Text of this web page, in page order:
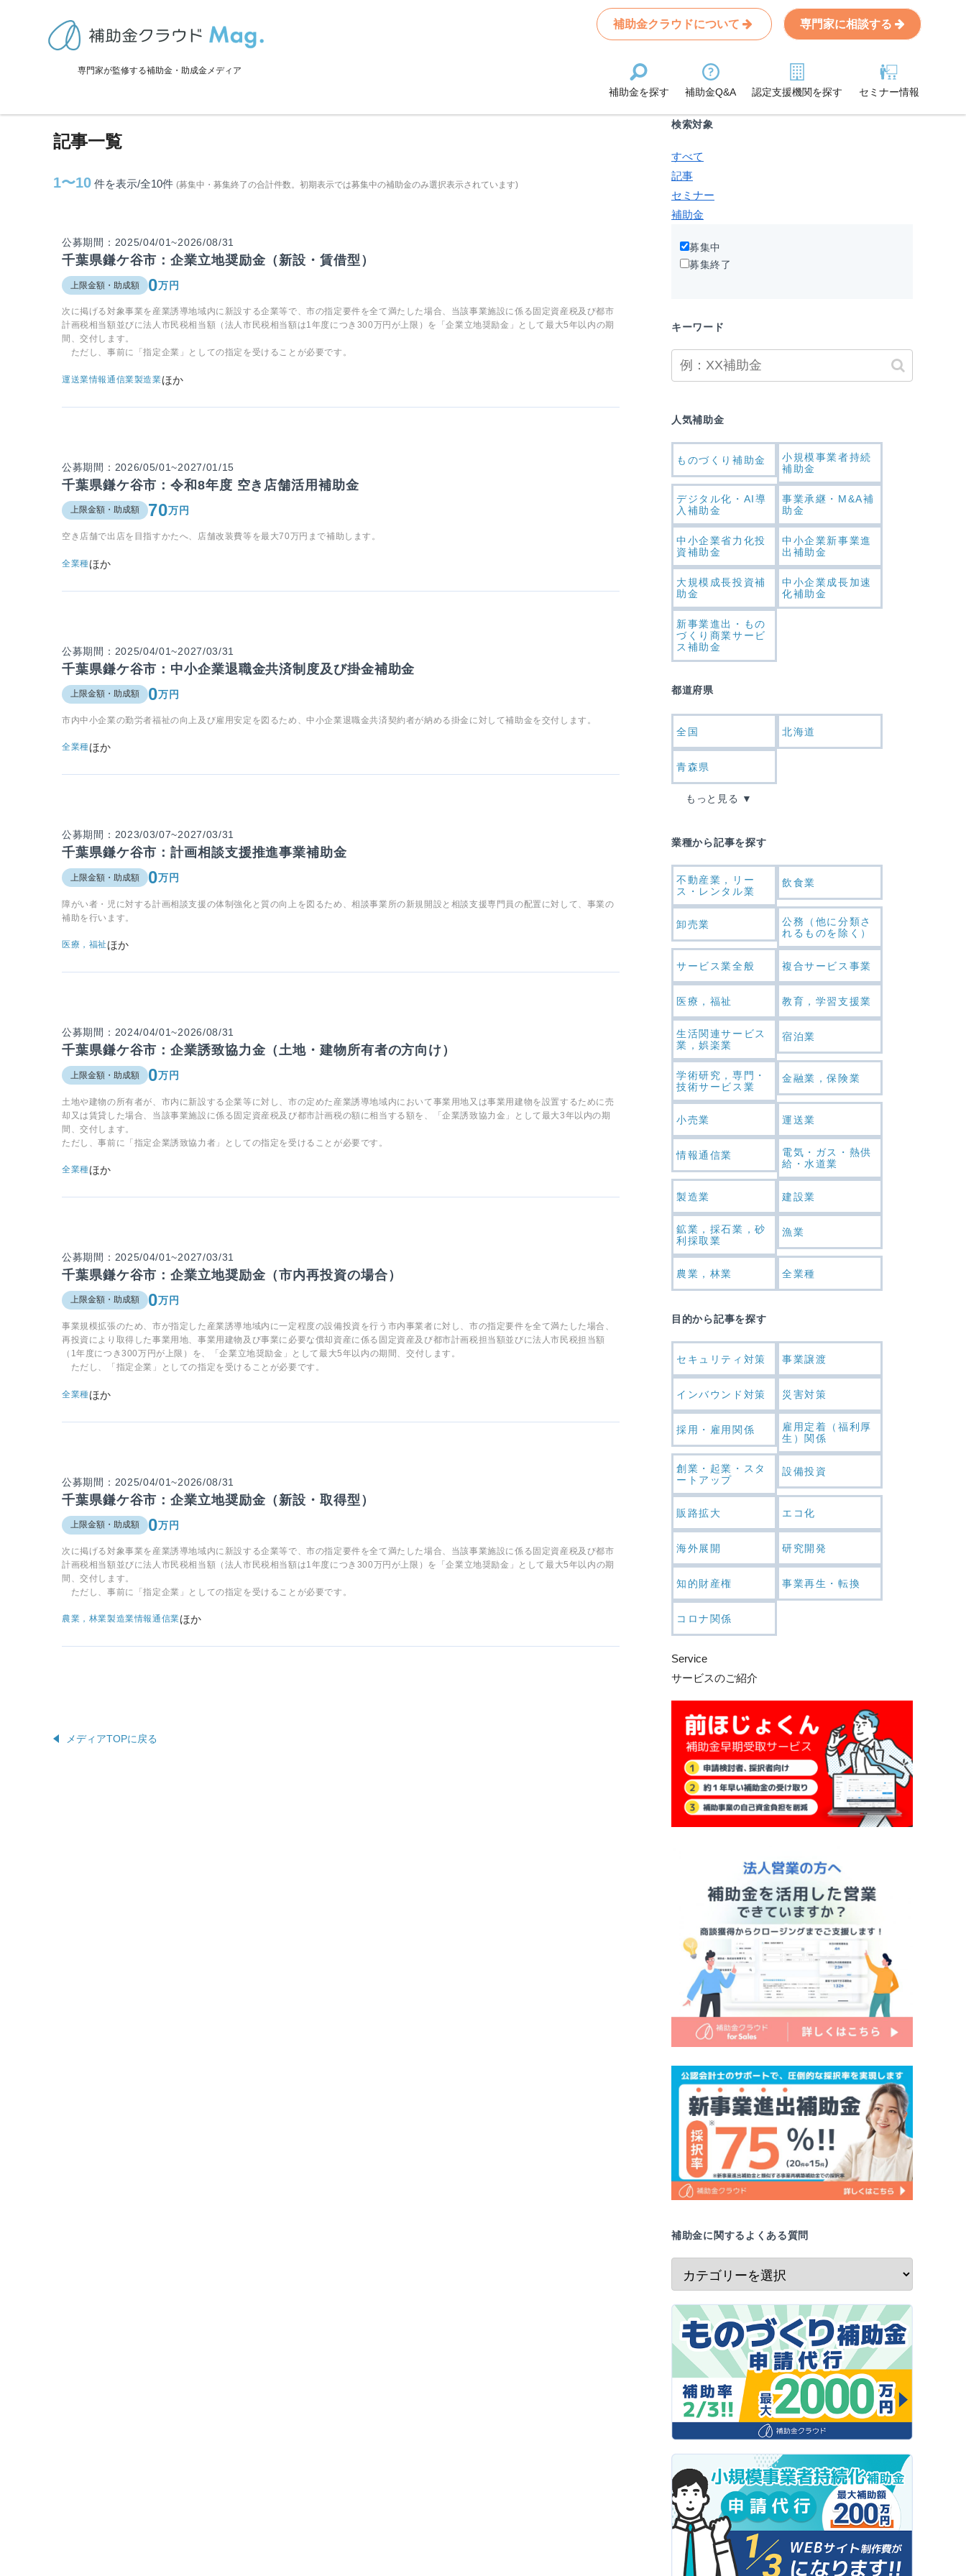
専門家が監修する補助金・助成金メディア
補助金クラウドについて 専門家に相談する
補助金を探す 補助金Q&A 認定支援機関を探す セミナー情報
>補助金・助成金詳細
鎌ケ谷市に関連する記事
記事一覧
1〜10 件を表示/全10件 (募集中・募集終了の合計件数。初期表示では募集中の補助金のみ選択表示されています)
公募期間：2025/04/01~2026/08/31
千葉県鎌ケ谷市：企業立地奨励金（新設・賃借型）
上限金額・助成額 0万円
次に掲げる対象事業を産業誘導地域内に新設する企業等で、市の指定要件を全て満たした場合、当該事業施設に係る固定資産税及び都市
計画税相当額並びに法人市民税相当額（法人市民税相当額は1年度につき300万円が上限）を「企業立地奨励金」として最大5年以内の期
間、交付します。
ただし、事前に「指定企業」としての指定を受けることが必要です。
運送業情報通信業製造業ほか
公募期間：2026/05/01~2027/01/15
千葉県鎌ケ谷市：令和8年度 空き店舗活用補助金
上限金額・助成額 70万円
空き店舗で出店を目指すかたへ、店舗改装費等を最大70万円まで補助します。
全業種ほか
公募期間：2025/04/01~2027/03/31
千葉県鎌ケ谷市：中小企業退職金共済制度及び掛金補助金
上限金額・助成額 0万円
市内中小企業の勤労者福祉の向上及び雇用安定を図るため、中小企業退職金共済契約者が納める掛金に対して補助金を交付します。
全業種ほか
公募期間：2023/03/07~2027/03/31
千葉県鎌ケ谷市：計画相談支援推進事業補助金
上限金額・助成額 0万円
障がい者・児に対する計画相談支援の体制強化と質の向上を図るため、相談事業所の新規開設と相談支援専門員の配置に対して、事業の
補助を行います。
医療，福祉ほか
公募期間：2024/04/01~2026/08/31
千葉県鎌ケ谷市：企業誘致協力金（土地・建物所有者の方向け）
上限金額・助成額 0万円
土地や建物の所有者が、市内に新設する企業等に対し、市の定めた産業誘導地域内において事業用地又は事業用建物を設置するために売
却又は賃貸した場合、当該事業施設に係る固定資産税及び都市計画税の額に相当する額を、「企業誘致協力金」として最大3年以内の期
間、交付します。
ただし、事前に「指定企業誘致協力者」としての指定を受けることが必要です。
全業種ほか
公募期間：2025/04/01~2027/03/31
千葉県鎌ケ谷市：企業立地奨励金（市内再投資の場合）
上限金額・助成額 0万円
事業規模拡張のため、市が指定した産業誘導地域内に一定程度の設備投資を行う市内事業者に対し、市の指定要件を全て満たした場合、
再投資により取得した事業用地、事業用建物及び事業に必要な償却資産に係る固定資産及び都市計画税担当額並びに法人市民税担当額
（1年度につき300万円が上限）を、「企業立地奨励金」として最大5年以内の期間、交付します。
ただし、「指定企業」としての指定を受けることが必要です。
全業種ほか
公募期間：2025/04/01~2026/08/31
千葉県鎌ケ谷市：企業立地奨励金（新設・取得型）
上限金額・助成額 0万円
次に掲げる対象事業を産業誘導地域内に新設する企業等で、市の指定要件を全て満たした場合、当該事業施設に係る固定資産税及び都市
計画税相当額並びに法人市民税相当額（法人市民税相当額は1年度につき300万円が上限）を「企業立地奨励金」として最大5年以内の期
間、交付します。
ただし、事前に「指定企業」としての指定を受けることが必要です。
農業，林業製造業情報通信業ほか
メディアTOPに戻る
Search
条件から記事を探す
検索対象
すべて
記事
セミナー
補助金
募集中
募集終了
キーワード
人気補助金
ものづくり補助金
小規模事業者持続
補助金
デジタル化・AI導
入補助金
事業承継・M&A補
助金
中小企業省力化投
資補助金
中小企業新事業進
出補助金
大規模成長投資補
助金
中小企業成長加速
化補助金
新事業進出・もの
づくり商業サービ
ス補助金
都道府県
全国 北海道
青森県
もっと見る
業種から記事を探す
不動産業，リー
ス・レンタル業
飲食業
卸売業
公務（他に分類さ
れるものを除く）
サービス業全般 複合サービス事業
医療，福祉 教育，学習支援業
生活関連サービス
業，娯楽業
宿泊業
学術研究，専門・
技術サービス業
金融業，保険業
小売業 運送業
情報通信業
電気・ガス・熱供
給・水道業
製造業 建設業
鉱業，採石業，砂
利採取業
漁業
農業，林業 全業種
目的から記事を探す
セキュリティ対策 事業譲渡
インバウンド対策 災害対策
採用・雇用関係
雇用定着（福利厚
生）関係
創業・起業・スタ
ートアップ
設備投資
販路拡大 エコ化
海外展開 研究開発
知的財産権 事業再生・転換
コロナ関係
Service
サービスのご紹介
補助金に関するよくある質問